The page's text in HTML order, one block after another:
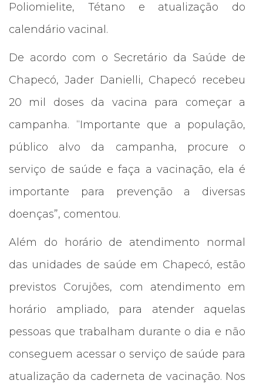
Poliomielite, Tétano e atualização do
calendário vacinal.
De acordo com o Secretário da Saúde de
Chapecó, Jader Danielli, Chapecó recebeu
20 mil doses da vacina para começar a
campanha. “Importante que a população,
público alvo da campanha, procure o
serviço de saúde e faça a vacinação, ela é
importante para prevenção a diversas
doenças”, comentou.
Além do horário de atendimento normal
das unidades de saúde em Chapecó, estão
previstos Corujões, com atendimento em
horário ampliado, para atender aquelas
pessoas que trabalham durante o dia e não
conseguem acessar o serviço de saúde para
atualização da caderneta de vacinação. Nos